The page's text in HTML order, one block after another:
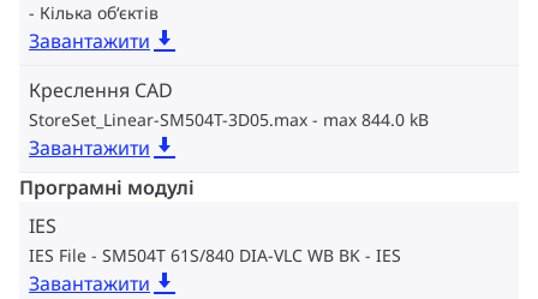
Кілька об‘єктів
Завантажити
Креслення CAD
StoreSet_Linear-SM504T-3D05.max max 844.0 kB
Завантажити
Програмні модулі
IES
IES File - SM504T 61S/840 DIA-VLC WB BK IES
Завантажити